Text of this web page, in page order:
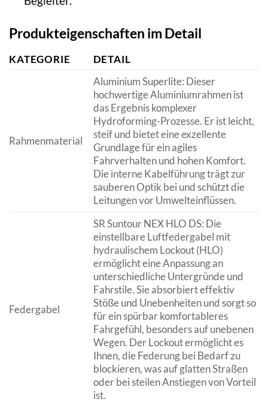
Produkteigenschaften im Detail
KATEGORIE DETAIL
Rahmenmaterial
Aluminium Superlite: Dieser
hochwertige Aluminiumrahmen ist
das Ergebnis komplexer
Hydroforming-Prozesse. Er ist leicht,
steif und bietet eine exzellente
Grundlage für ein agiles
Fahrverhalten und hohen Komfort.
Die interne Kabelführung trägt zur
sauberen Optik bei und schützt die
Leitungen vor Umwelteinflüssen.
Federgabel
SR Suntour NEX HLO DS: Die
einstellbare Luftfedergabel mit
hydraulischem Lockout (HLO)
ermöglicht eine Anpassung an
unterschiedliche Untergründe und
Fahrstile. Sie absorbiert effektiv
Stöße und Unebenheiten und sorgt so
für ein spürbar komfortableres
Fahrgefühl, besonders auf unebenen
Wegen. Der Lockout ermöglicht es
Ihnen, die Federung bei Bedarf zu
blockieren, was auf glatten Straßen
oder bei steilen Anstiegen von Vorteil
ist.